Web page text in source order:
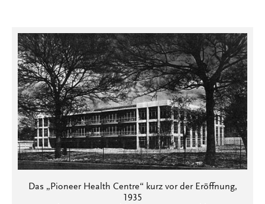
Das „Pioneer Health Centre“ kurz vor der Eröffnung,
1935